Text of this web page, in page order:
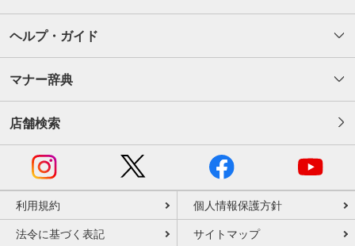
ヘルプ・ガイド
マナー辞典
店舗検索
利用規約 個人情報保護方針
法令に基づく表記 サイトマップ